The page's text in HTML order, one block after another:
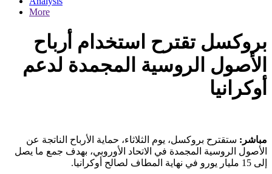
More
بروكسل تقترح استخدام أرباح
الأصول الروسية المجمدة لدعم
أوكرانيا
مباشر: ستقترح بروكسل، يوم الثلاثاء، حماية الأرباح الناتجة عن
الأصول الروسية المجمدة في الاتحاد الأوروبي، بهدف جمع ما يصل
إلى 15 مليار يورو في نهاية المطاف لصالح أوكرانيا.